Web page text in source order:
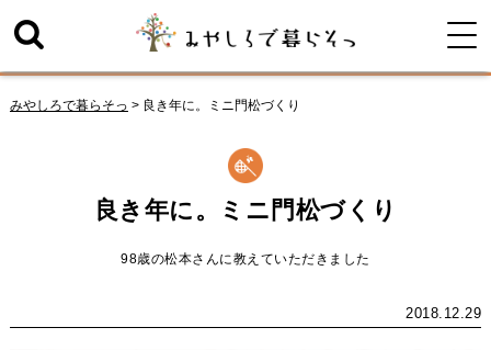
みやしろで暮らそっ > 良き年に。ミニ門松づくり
良き年に。ミニ門松づくり
98歳の松本さんに教えていただきました
2018.12.29